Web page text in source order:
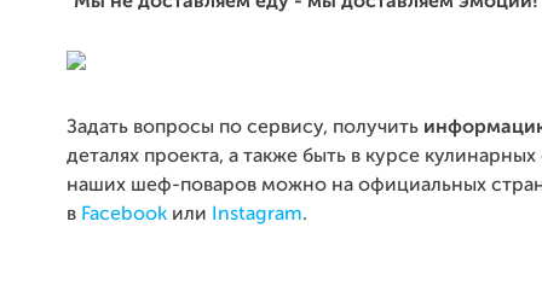
Задать вопросы по сервису, получить
деталях проекта, а также быть в курсе кулинарных
наших шеф-поваров можно на официальных
в Facebook или Instagram.